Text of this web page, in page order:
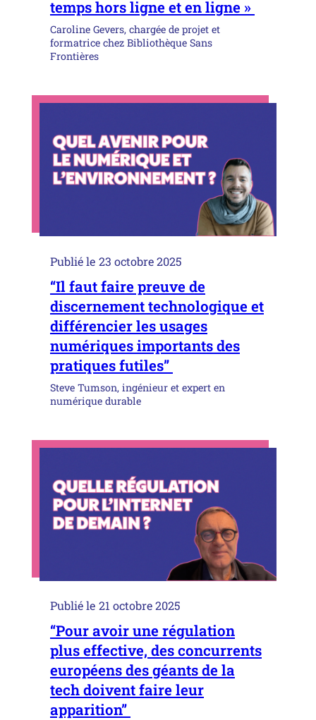
temps hors ligne et en ligne »
Caroline Gevers, chargée de projet et
formatrice chez Bibliothèque Sans
Frontières
Publié le 23 octobre 2025
“Il faut faire preuve de
discernement technologique et
différencier les usages
numériques importants des
pratiques futiles”
Steve Tumson, ingénieur et expert en
numérique durable
Publié le 21 octobre 2025
“Pour avoir une régulation
plus effective, des concurrents
européens des géants de la
tech doivent faire leur
apparition”